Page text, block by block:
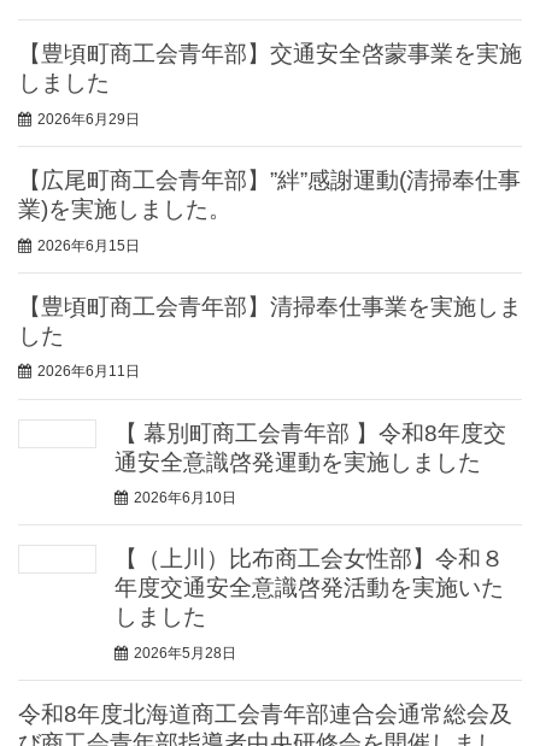
【豊頃町商工会青年部】交通安全啓蒙事業を実施
しました
2026年6月29日
【広尾町商工会青年部】”絆”感謝運動(清掃奉仕事
業)を実施しました。
2026年6月15日
【豊頃町商工会青年部】清掃奉仕事業を実施しま
した
2026年6月11日
【 幕別町商工会青年部 】令和8年度交
通安全意識啓発運動を実施しました
2026年6月10日
【（上川）比布商工会女性部】令和８
年度交通安全意識啓発活動を実施いた
しました
2026年5月28日
令和8年度北海道商工会青年部連合会通常総会及